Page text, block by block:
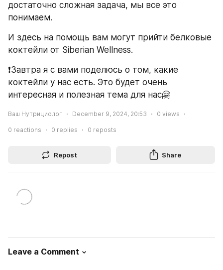
достаточно сложная задача, мы все это
понимаем.
И здесь на помощь вам могут прийти белковые
коктейли от Siberian Wellness.
❗Завтра я с вами поделюсь о том, какие
коктейли у нас есть. Это будет очень
интересная и полезная тема для нас🤗
Ваш Нутрициолог December 9, 2024, 20:53 0 views
0 reactions 0 replies 0 reposts
Repost Share
Leave a Comment